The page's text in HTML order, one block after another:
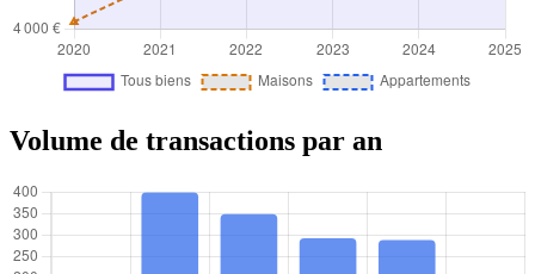
Volume de transactions par an